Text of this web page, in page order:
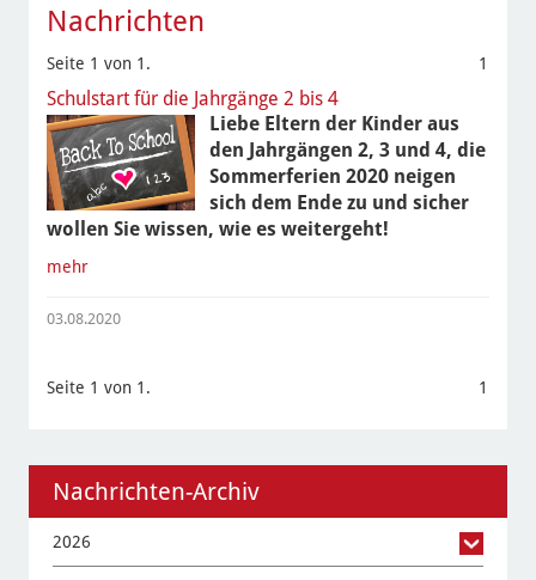
Nachrichten
Seite 1 von 1. 1
Schulstart für die Jahrgänge 2 bis 4
Liebe Eltern der Kinder aus
den Jahrgängen 2, 3 und 4, die
Sommerferien 2020 neigen
sich dem Ende zu und sicher
wollen Sie wissen, wie es weitergeht!
mehr
03.08.2020
Seite 1 von 1. 1
Nachrichten-Archiv
2026